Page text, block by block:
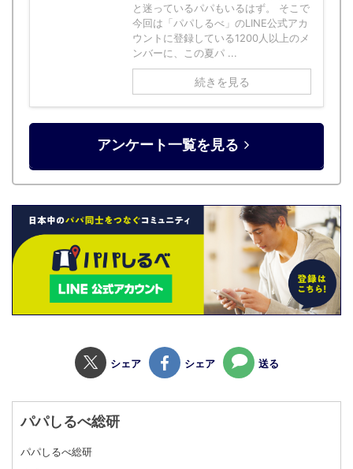
と迷っているパパもいるはず。 そこで
今回は「パパしるべ」のLINE公式アカ
ウントに登録している1200人以上のメ
ンバーに、この夏パ ...
続きを見る
アンケート一覧を見る
シェア シェア 送る
パパしるべ総研
パパしるべ総研